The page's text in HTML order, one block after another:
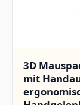
3D
mit